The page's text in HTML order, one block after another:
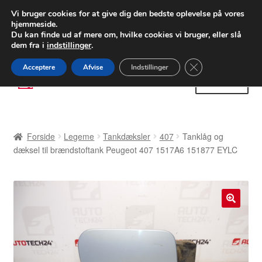
LEVERING fra 55 kr.
FEDEX verdensomspændende forsendelse
80 82 72 02
Spring
til
Spring
til
Betalinger
Klageprocedure
Forside Legeme Tankdæksler 407
Tanklåg og
dæksel til brændstoftank Peugeot 407 1517A6 151877 EYLC
Vi bruger cookies for at give dig den bedste oplevelse på vores
hjemmeside.
Du kan finde ud af mere om, hvilke cookies vi bruger, eller slå
dem fra i indstillinger.
Acceptere Afvise Indstillinger Close GDPR